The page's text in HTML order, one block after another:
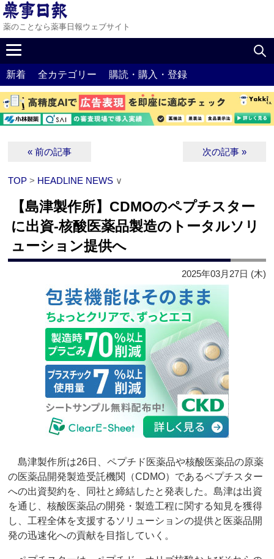
薬のことなら薬事日報ウェブサイト
新着 全カテゴリー 購読・購入・登録
« 前の記事 次の記事 »
TOP > HEADLINE NEWS ∨
【島津製作所】CDMOのペプチスター
に出資‐核酸医薬品製造のトータルソリ
ューション提供へ
2025年03月27日 (木)
島津製作所は26日、ペプチド医薬品や核酸医薬品の原薬
の医薬品開発製造受託機関（CDMO）であるペプチスター
への出資契約を、同社と締結したと発表した。島津は出資
を通じ、核酸医薬品の開発・製造工程に関する知見を獲得
し、工程全体を支援するソリューションの提供と医薬品開
発の迅速化への貢献を目指していく。